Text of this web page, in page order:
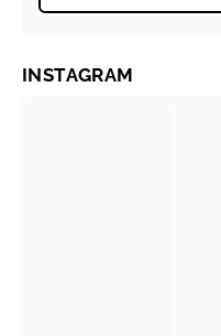
INSTAGRAM